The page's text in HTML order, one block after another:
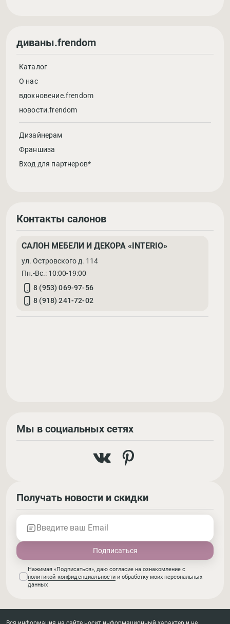
диваны.frendom
Каталог
О нас
вдохновение.frendom
новости.frendom
Дизайнерам
Франшиза
Вход для партнеров*
Контакты салонов
САЛОН МЕБЕЛИ И ДЕКОРА «INTERIO»
ул. Островского д. 114
Пн.-Вс.: 10:00-19:00
8 (953) 069-97-56
8 (918) 241-72-02
Мы в социальных сетях
Получать новости и скидки
Введите ваш Email
Нажимая «Подписаться», даю согласие на ознакомление с
политикой конфиденциальности и обработку моих персональных
данных